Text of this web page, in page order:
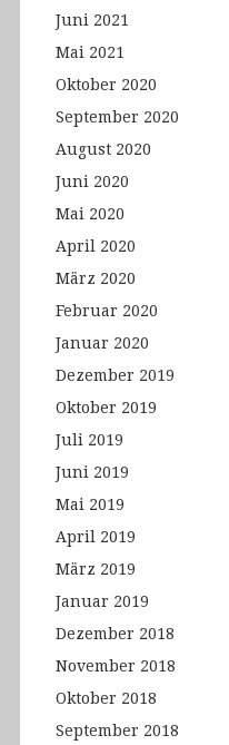
Juni 2021
Mai 2021
Oktober 2020
September 2020
August 2020
Juni 2020
Mai 2020
April 2020
März 2020
Februar 2020
Januar 2020
Dezember 2019
Oktober 2019
Juli 2019
Juni 2019
Mai 2019
April 2019
März 2019
Januar 2019
Dezember 2018
November 2018
Oktober 2018
September 2018